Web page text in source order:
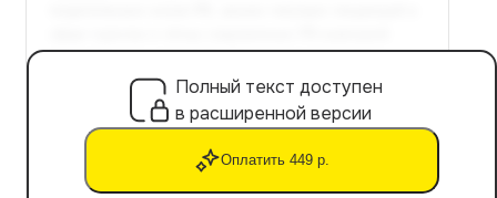
Полный текст доступен
в расширенной версии
Оплатить 449 р.